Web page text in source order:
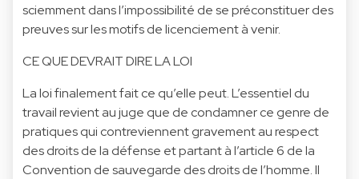
sciemment dans l’impossibilité de se préconstituer des
preuves sur les motifs de licenciement à venir.
CE QUE DEVRAIT DIRE LA LOI
La loi finalement fait ce qu’elle peut. L’essentiel du
travail revient au juge que de condamner ce genre de
pratiques qui contreviennent gravement au respect
des droits de la défense et partant à l’article 6 de la
Convention de sauvegarde des droits de l’homme. Il